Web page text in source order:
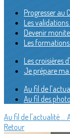
Progresser au
Les validations
Devenir
Les
Les croisières
Je prépare
Au fil de
Au fil des
Au fil de l'actualité ...
Retour